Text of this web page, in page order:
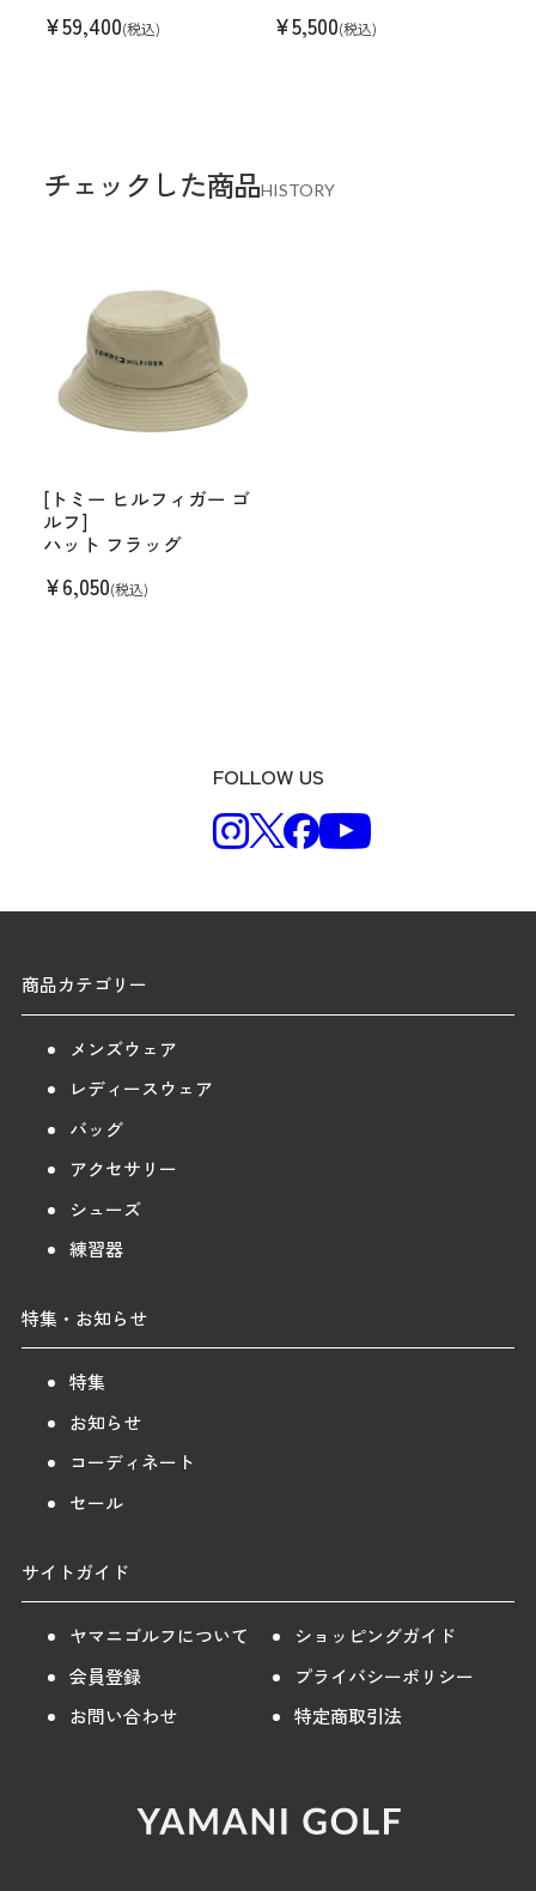
¥59,400(税込) ¥5,500(税込)
チェックした商品HISTORY
[トミー ヒルフィガー ゴ
ルフ]
ハット フラッグ
¥6,050(税込)
FOLLOW US
商品カテゴリー
メンズウェア
レディースウェア
バッグ
アクセサリー
シューズ
練習器
特集・お知らせ
特集
お知らせ
コーディネート
セール
サイトガイド
ヤマニゴルフについて
ショッピングガイド
会員登録
プライバシーポリシー
お問い合わせ
特定商取引法